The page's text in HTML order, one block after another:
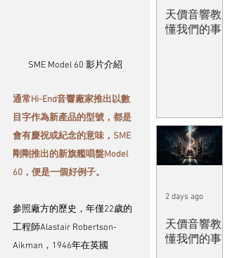
SME Model 60 影片介紹
通常Hi-End音響廠家推出以數
目字作為新產品的型號，都是
會有慶祝或紀念的意味，SME
剛剛推出的新旗艦唱盤Model
60，便是一個好例子。
參照廠方的歷史，年僅22歲的
工程師Alastair Robertson-
Aikman，1946年在英國
天價音響教
懂我們的事
天價音響教
懂我們的事
2 days ago